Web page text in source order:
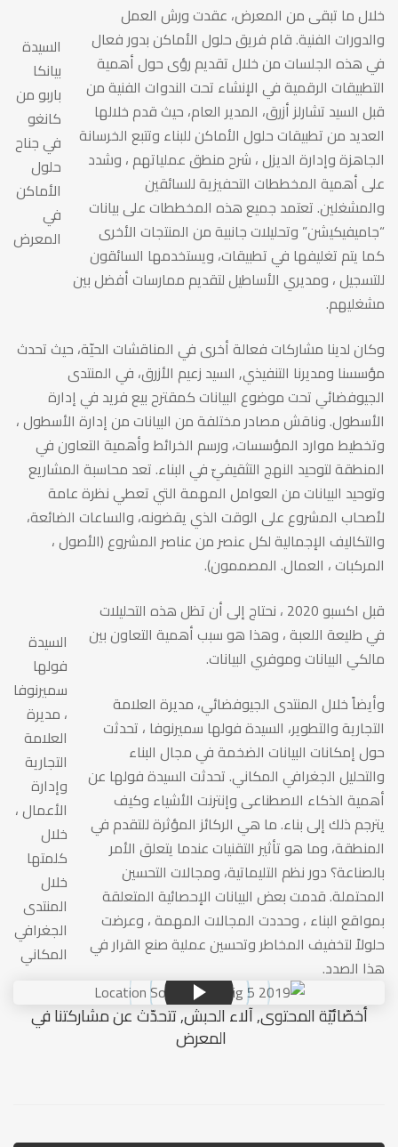
السيدة
بيانكا
باربو من
كانغو
في جناح
حلول
الأماكن
في
المعرض
خلال ما تبقى من المعرض، عقدت ورش العمل
والدورات الفنية. قام فريق حلول الأماكن بدور فعال
في هذه الجلسات من خلال تقديم رؤى حول أهمية
التطبيقات الرقمية في الإنشاء تحت الندوات الفنية من
قبل السيد تشارلز أزرق، المدير العام، حيث قدم خلالها
العديد من تطبيقات حلول الأماكن للبناء وتتبع الخرسانة
الجاهزة وإدارة الديزل ، شرح منطق عملياتهم ، وشدد
على أهمية المخططات التحفيزية للسائقين
والمشغلين. تعتمد جميع هذه المخططات على بيانات
“جاميفيكيشن” وتحليلات جانبية من المنتجات الأخرى
كما يتم تغليفها في تطبيقات، ويستخدمها السائقون
للتسجيل ، ومديري الأساطيل لتقديم ممارسات أفضل بين
مشغليهم.
وكان لدينا مشاركات فعالة أخرى في المناقشات الحيّة، حيث تحدث
مؤسسنا ومديرنا التنفيذي, السيد زعيم الأزرق، في المنتدى
الجيوفضائي تحت موضوع البيانات كمقترح بيع فريد في إدارة
الأسطول. وناقش مصادر مختلفة من البيانات من إدارة الأسطول ،
وتخطيط موارد المؤسسات، ورسم الخرائط وأهمية التعاون في
المنطقة لتوحيد النهج التثقيفيّ في البناء. تعد محاسبة المشاريع
وتوحيد البيانات من العوامل المهمة التي تعطي نظرة عامة
لأصحاب المشروع على الوقت الذي يقضونه، والساعات الضائعة،
والتكاليف الإجمالية لكل عنصر من عناصر المشروع (الأصول ،
المركبات ، العمال. المصممون).
السيدة
فولها
سميرنوفا
، مديرة
العلامة
التجارية
وإدارة
الأعمال ،
خلال
كلمتها
خلال
المنتدى
الجغرافي
المكاني
قبل اكسبو 2020 ، نحتاج إلى أن تظل هذه التحليلات
في طليعة اللعبة ، وهذا هو سبب أهمية التعاون بين
مالكي البيانات وموفري البيانات.
وأيضاً خلال المنتدى الجيوفضائي، مديرة العلامة
التجارية والتطوير، السيدة فولها سميرنوفا ، تحدثت
حول إمكانات البيانات الضخمة في مجال البناء
والتحليل الجغرافي المكاني. تحدثت السيدة فولها عن
أهمية الذكاء الاصطناعى وإنترنت الأشياء وكيف
يترجم ذلك إلى بناء. ما هي الركائز المؤثرة للتقدم في
المنطقة، وما هو تأثير التقنيات عندما يتعلق الأمر
بالصناعة؟ دور نظم التليماتية، ومجالات التحسين
المحتملة. قدمت بعض البيانات الإحصائية المتعلقة
بمواقع البناء ، وحددت المجالات المهمة ، وعرضت
حلولاً لتخفيف المخاطر وتحسين عملية صنع القرار في
هذا الصدد.
أخصّائيّة المحتوى, آلاء الحبش, تتحدّث عن مشاركتنا في
المعرض ‎